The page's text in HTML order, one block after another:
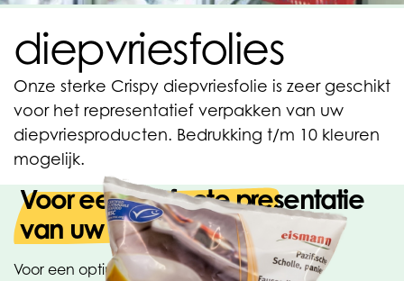
diepvriesfolies
Onze sterke Crispy diepvriesfolie is zeer geschikt
voor het representatief verpakken van uw
diepvriesproducten. Bedrukking t/m 10 kleuren
mogelijk.
Voor een perfecte presentatie
van uw diepvriesartikelen
Voor een optimale schappresentatie van uw